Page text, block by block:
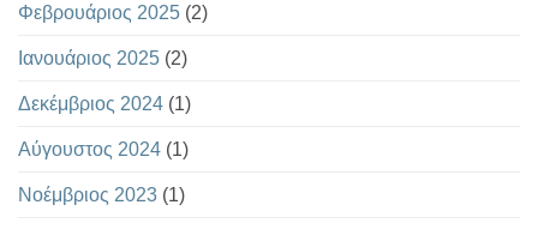
Φεβρουάριος 2025 (2)
Ιανουάριος 2025 (2)
Δεκέμβριος 2024 (1)
Αύγουστος 2024 (1)
Νοέμβριος 2023 (1)